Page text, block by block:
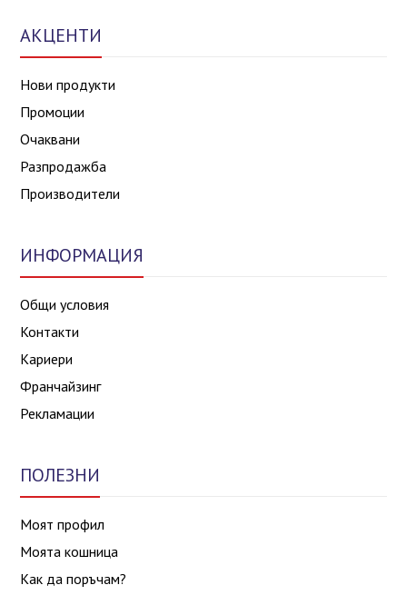
АКЦЕНТИ
Нови продукти
Промоции
Очаквани
Разпродажба
Производители
ИНФОРМАЦИЯ
Общи условия
Контакти
Кариери
Франчайзинг
Рекламации
ПОЛЕЗНИ
Моят профил
Моята кошница
Как да поръчам?